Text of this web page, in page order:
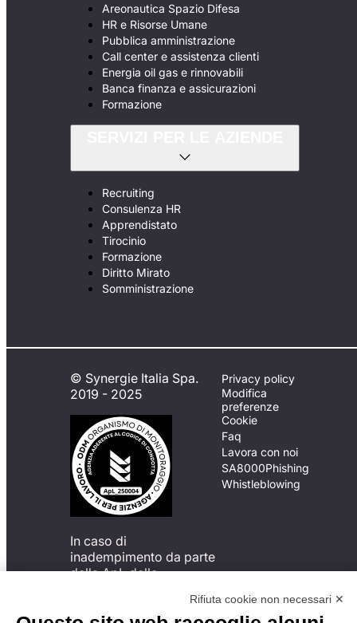
Areonautica Spazio Difesa
HR e Risorse Umane
Pubblica amministrazione
Call center e assistenza clienti
Energia oil gas e rinnovabili
Banca finanza e assicurazioni
Formazione
Recruiting
Consulenza HR
Apprendistato
Tirocinio
Formazione
Diritto Mirato
Somministrazione
© Synergie Italia Spa.
2019 - 2025
In caso di
inadempimento da parte
della ApL delle
del Codice di Condotta, è
Privacy policy
Modifica
preferenze
Cookie
Faq
Lavora con noi
SA8000Phishing
Whistleblowing
Rifiuta cookie non necessari ✕